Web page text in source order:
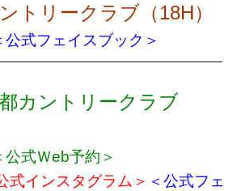
トリークラブ（18H）
公式フェイスブック＞
カントリークラブ
公式Ｗeb予約＞
式インスタグラム＞ ＜公式フェ